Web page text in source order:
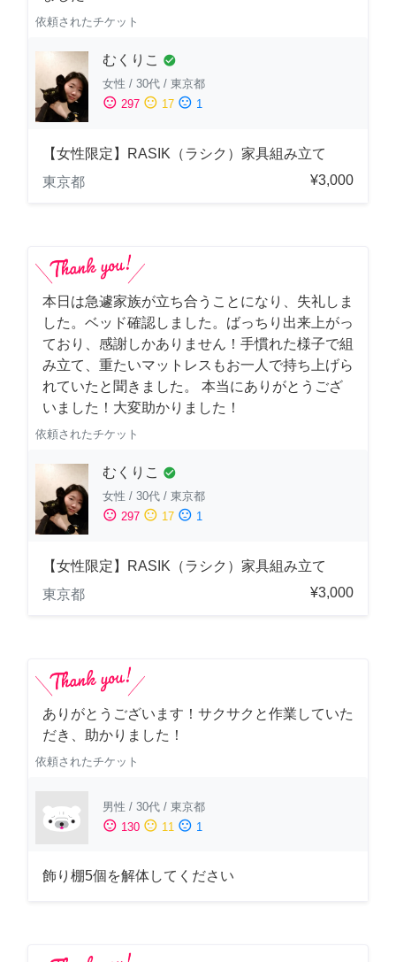
依頼されたチケット
むくりこ check_circle
女性 / 30代 / 東京都
sentiment_satisfied 297 sentiment_neutral 17 sentiment_dissatisfied 1
【女性限定】RASIK（ラシク）家具組み立て
東京都
¥3,000
本日は急遽家族が立ち合うことになり、失礼しま
した。ベッド確認しました。ばっちり出来上がっ
ており、感謝しかありません！手慣れた様子で組
み立て、重たいマットレスもお一人で持ち上げら
れていたと聞きました。 本当にありがとうござ
いました！大変助かりました！
依頼されたチケット
むくりこ check_circle
女性 / 30代 / 東京都
sentiment_satisfied 297 sentiment_neutral 17 sentiment_dissatisfied 1
【女性限定】RASIK（ラシク）家具組み立て
東京都
¥3,000
ありがとうございます！サクサクと作業していた
だき、助かりました！
依頼されたチケット
男性 / 30代 / 東京都
sentiment_satisfied 130 sentiment_neutral 11 sentiment_dissatisfied 1
飾り棚5個を解体してください